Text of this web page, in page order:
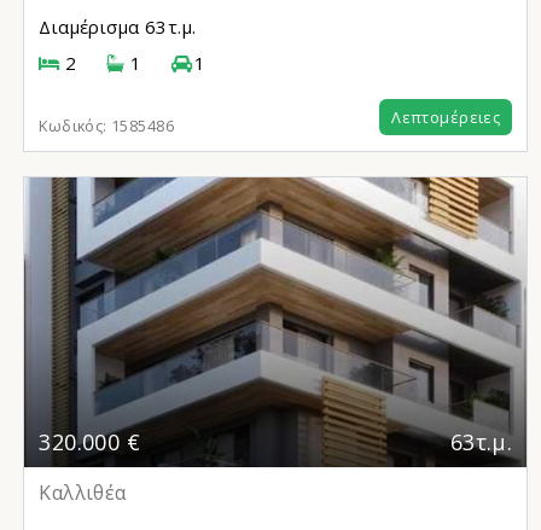
Διαμέρισμα 63τ.μ.
2
1 1
Κωδικός: 1585486 Λεπτομέρειες
320.000 € 63τ.μ.
Καλλιθέα